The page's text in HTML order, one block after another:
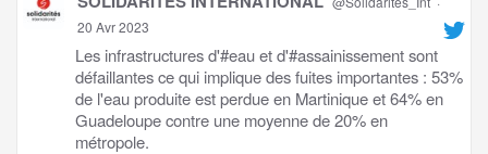
20 Avr 2023
Les infrastructures d'#eau et d'#assainissement sont
défaillantes ce qui implique des fuites importantes : 53%
de l'eau produite est perdue en Martinique et 64% en
Guadeloupe contre une moyenne de 20% en
métropole.